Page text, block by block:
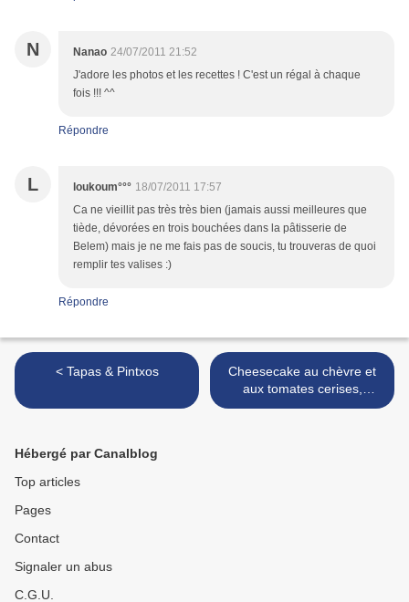
N Nanao 24/07/2011 21:52
J'adore les photos et les recettes ! C'est un régal à chaque
fois !!! ^^
Répondre
L loukoum°°° 18/07/2011 17:57
Ca ne vieillit pas très très bien (jamais aussi meilleures que
tiède, dévorées en trois bouchées dans la pâtisserie de
Belem) mais je ne me fais pas de soucis, tu trouveras de quoi
remplir tes valises :)
Répondre
< Tapas & Pintxos
Cheesecake au chèvre et
aux tomates cerises,
crumble salé de pistaches >
Hébergé par Canalblog
Top articles
Pages
Contact
Signaler un abus
C.G.U.